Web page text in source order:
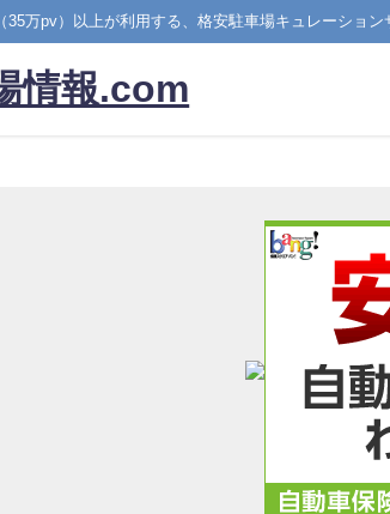
35万pv）以上が利用する、格安駐車場キュレーション
情報.com